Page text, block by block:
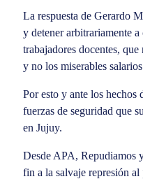
La respuesta de Gerardo
y detener arbitrariamente
trabajadores docentes,
y no los miserables
Por esto y ante los hechos
fuerzas de seguridad que
en Jujuy.
Desde APA, Repudiamos
fin a la salvaje represión al